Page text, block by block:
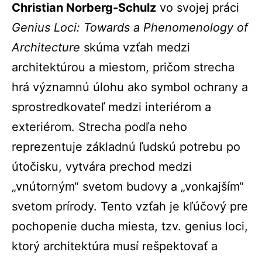
Christian Norberg-Schulz vo svojej práci
Genius Loci: Towards a Phenomenology of
Architecture skúma vzťah medzi
architektúrou a miestom, pričom strecha
hrá významnú úlohu ako symbol ochrany a
sprostredkovateľ medzi interiérom a
exteriérom. Strecha podľa neho
reprezentuje základnú ľudskú potrebu po
útočisku, vytvára prechod medzi
„vnútorným“ svetom budovy a „vonkajším“
svetom prírody. Tento vzťah je kľúčový pre
pochopenie ducha miesta, tzv. genius loci,
ktorý architektúra musí rešpektovať a